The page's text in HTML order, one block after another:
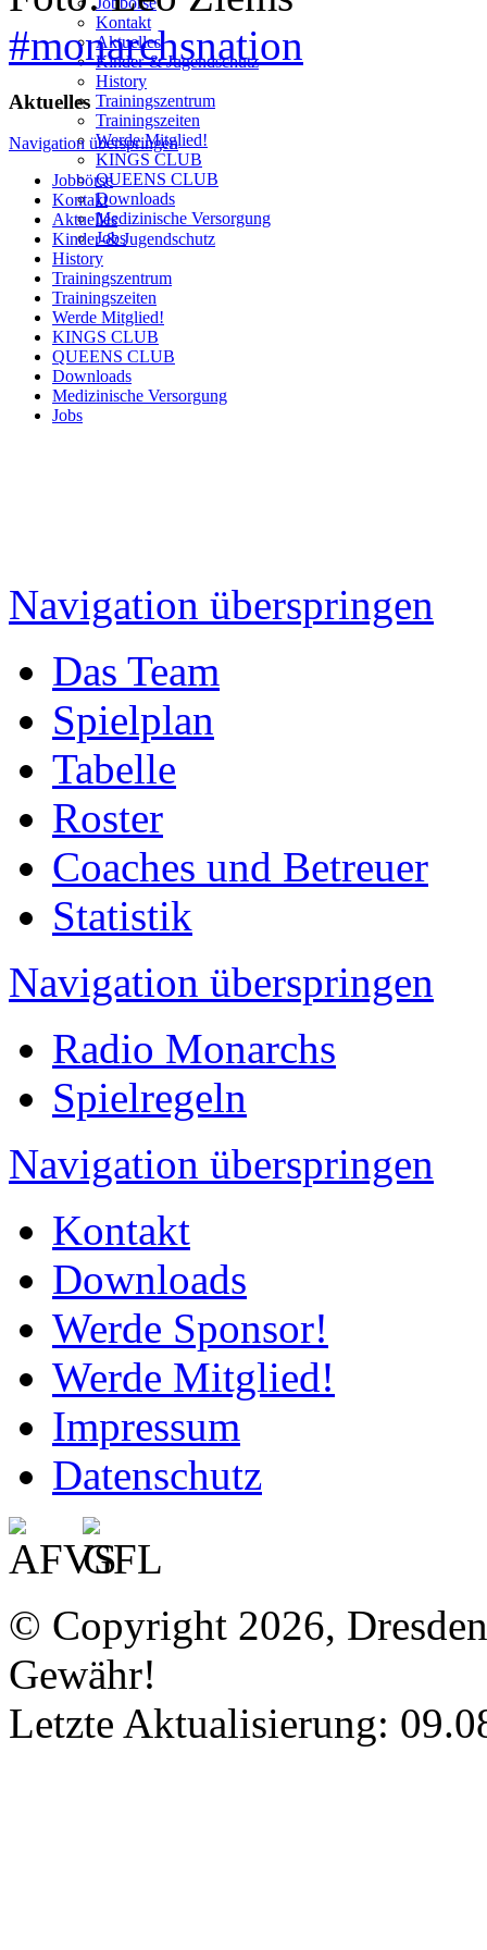
Kontakt
Aktuelles
Kinder-& Jugendschutz
History
Trainingszentrum
Trainingszeiten
Werde Mitglied!
KINGS CLUB
QUEENS CLUB
Downloads
Medizinische Versorgung
Jobs
#monarchsnation
Aktuelles
Navigation überspringen
Jobbörse
Kontakt
Aktuelles
Kinder-& Jugendschutz
History
Trainingszentrum
Trainingszeiten
Werde Mitglied!
KINGS CLUB
QUEENS CLUB
Downloads
Medizinische Versorgung
Jobs
Navigation überspringen
Das Team
Spielplan
Tabelle
Roster
Coaches und Betreuer
Statistik
Navigation überspringen
Radio Monarchs
Spielregeln
Navigation überspringen
Kontakt
Downloads
Werde Sponsor!
Werde Mitglied!
Impressum
Datenschutz
© Copyright 2026,
Gewähr!
Letzte Aktualisierung: